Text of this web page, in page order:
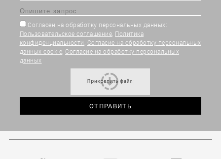
Согласен на обработку персональных данных:
Пользовательское соглашение, Политика
конфиденциальности, Согласие на обработку персональных
данных cookie, Согласие на обработку персональных
данных